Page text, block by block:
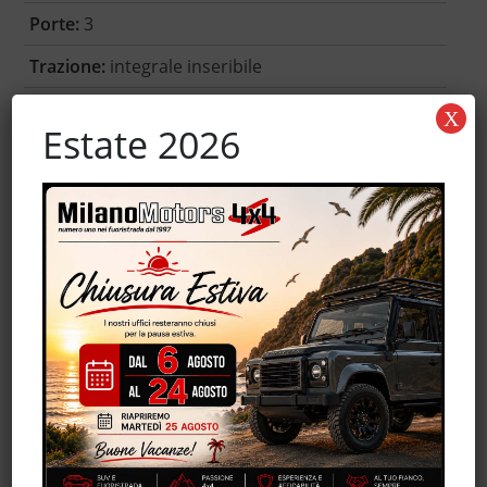
Porte: 3
Trazione: integrale inseribile
Accessori
Autoradio
Controllo automatico clima
MP3
Servosterzo
Trazione integrale
Volante in pelle
Estate 2026
X